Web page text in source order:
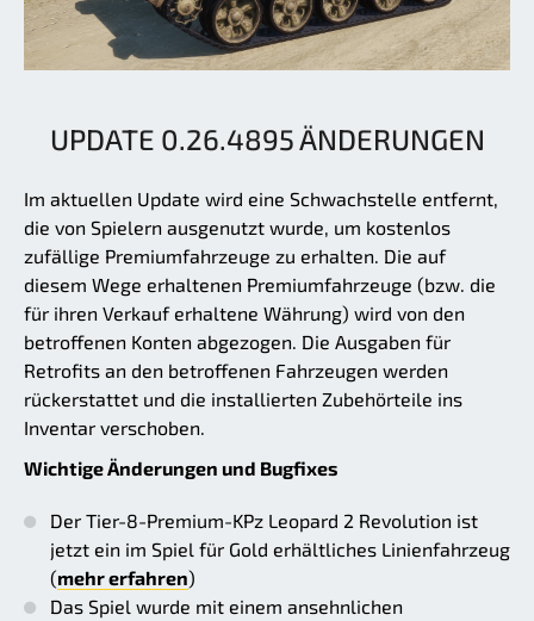
UPDATE 0.26.4895 ÄNDERUNGEN
Im aktuellen Update wird eine Schwachstelle entfernt,
die von Spielern ausgenutzt wurde, um kostenlos
zufällige Premiumfahrzeuge zu erhalten. Die auf
diesem Wege erhaltenen Premiumfahrzeuge (bzw. die
für ihren Verkauf erhaltene Währung) wird von den
betroffenen Konten abgezogen. Die Ausgaben für
Retrofits an den betroffenen Fahrzeugen werden
rückerstattet und die installierten Zubehörteile ins
Inventar verschoben.
Wichtige Änderungen und Bugfixes
Der Tier-8-Premium-KPz Leopard 2 Revolution ist
jetzt ein im Spiel für Gold erhältliches Linienfahrzeug
(mehr erfahren)
Das Spiel wurde mit einem ansehnlichen